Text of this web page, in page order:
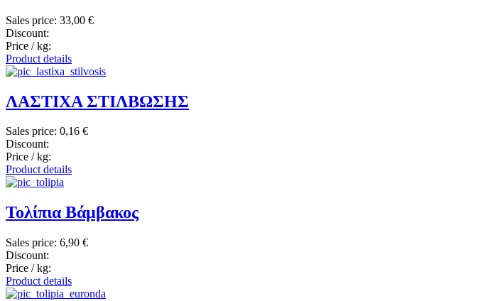
Sales price: 33,00 €
Discount:
Price / kg:
Product details
ΛΑΣΤΙΧΑ ΣΤΙΛΒΩΣΗΣ
Sales price: 0,16 €
Discount:
Price / kg:
Product details
Τολίπια Βάμβακος
Sales price: 6,90 €
Discount:
Price / kg:
Product details